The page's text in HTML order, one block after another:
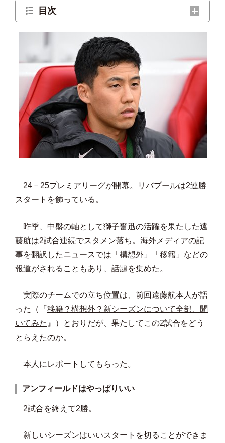
目次
スロットが求めるものと変化
24－25プレミアリーグが開幕。リバプールは2連勝
スタートを飾っている。
昨季、中盤の軸として獅子奮迅の活躍を果たした遠
藤航は2試合連続でスタメン落ち。海外メディアの記
事を翻訳したニュースでは「構想外」「移籍」などの
報道がされることもあり、話題を集めた。
実際のチームでの立ち位置は、前回遠藤航本人が語
った（『移籍？構想外？新シーズンについて全部、聞
いてみた 』）とおりだが、果たしてこの2試合をどう
とらえたのか。
本人にレポートしてもらった。
アンフィールドはやっぱりいい
2試合を終えて2勝。
新しいシーズンはいいスタートを切ることができま